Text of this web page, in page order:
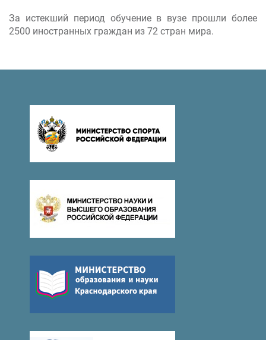
За истекший период обучение в вузе прошли более
2500 иностранных граждан из 72 стран мира.